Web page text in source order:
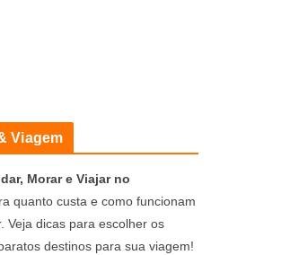
Viagem
Morar e Viajar no
quanto custa e como funcionam
Veja dicas para escolher os
destinos para sua viagem!